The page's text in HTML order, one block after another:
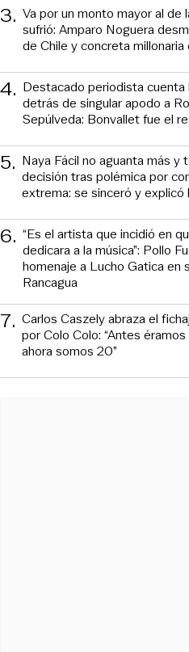
3. Va por un monto mayor al de
sufrió: Amparo Noguera
de Chile y concreta millonaria
4. Destacado periodista cuenta
detrás de singular apodo a
Sepúlveda: Bonvallet fue el
5. Naya Fácil no aguanta más y
decisión tras polémica por
extrema: se sinceró y explicó
6. “Es el artista que incidió en
dedicara a la música”: Pollo
homenaje a Lucho Gatica en
Rancagua
7. Carlos Caszely abraza el
por Colo Colo: “Antes
ahora somos 20”